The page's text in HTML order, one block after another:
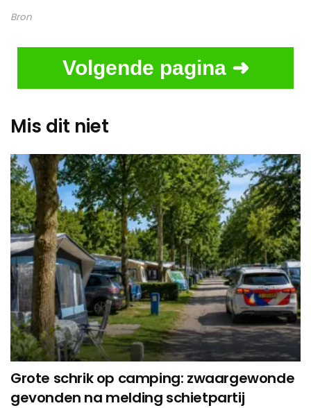
Bron
Volgende pagina ➜
Mis dit niet
Grote schrik op camping: zwaargewonde
gevonden na melding schietpartij